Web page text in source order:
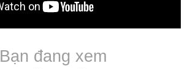
Bạn đang xem